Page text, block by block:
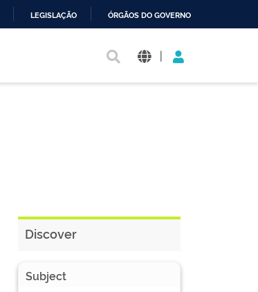
LEGISLAÇÃO ÓRGÃOS DO GOVERNO
|
Discover
Subject